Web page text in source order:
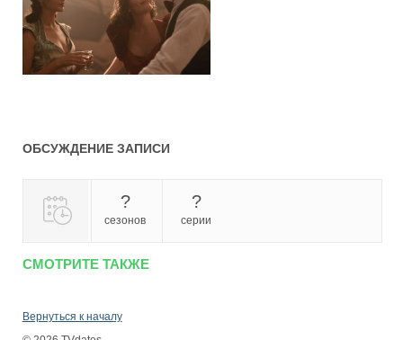
ОБСУЖДЕНИЕ ЗАПИСИ
?
сезонов
?
серии
СМОТРИТЕ ТАКЖЕ
Вернуться к началу